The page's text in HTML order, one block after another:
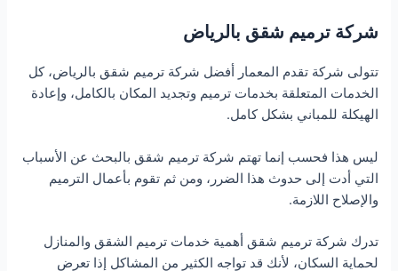
شركة ترميم شقق بالرياض
تتولى شركة تقدم المعمار أفضل شركة ترميم شقق بالرياض، كل
الخدمات المتعلقة بخدمات ترميم وتجديد المكان بالكامل، وإعادة
الهيكلة للمباني بشكل كامل.
ليس هذا فحسب إنما تهتم شركة ترميم شقق بالبحث عن الأسباب
التي أدت إلى حدوث هذا الضرر، ومن ثم تقوم بأعمال الترميم
والإصلاح اللازمة.
تدرك شركة ترميم شقق أهمية خدمات ترميم الشقق والمنازل
لحماية السكان، لأنك قد تواجه الكثير من المشاكل إذا تعرض